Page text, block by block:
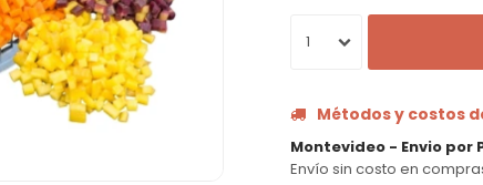
1
Métodos y costos
Montevideo - Envio por
Envío sin costo en